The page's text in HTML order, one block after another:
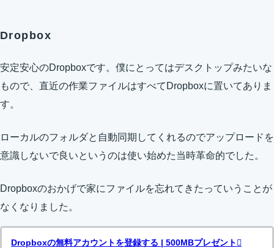
Dropbox
安定安心のDropboxです。僕にとってはデスクトップみたいな
もので、直近の作業ファイルはすべてDropboxに置いてありま
す。
ローカルのフォルダと自動同期してくれるのでアップロードを
意識しないで良いというのは使い始めた当時革命的でした。
Dropboxのおかげで家にファイルを忘れてきたっていうことが
なくなりました。
Dropboxの無料アカウントを登録する | 500MBプレゼント